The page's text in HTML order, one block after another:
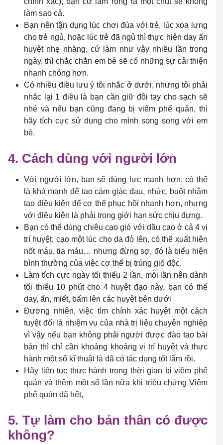
làm sao cả.
Bạn nên tận dụng lúc chơi đùa với trẻ, lúc xoa lưng
cho trẻ ngủ, hoặc lúc trẻ đã ngủ thì thực hiện day ấn
huyệt nhẹ nhàng, cứ làm như vậy nhiều lần trong
ngày, thì chắc chắn em bé sẽ có những sự cải thiện
nhanh chóng hơn.
Có nhiều điều lưu ý tôi nhắc ở dưới, nhưng tôi phải
nhắc lại 1 điều là bạn cần giữ đôi tay cho sạch sẽ
nhé và nếu bạn cũng đang bị viêm phế quản, thì
hãy tích cực sử dụng cho mình song song với em
bé.
4. Cách dùng với người lớn
Với người lớn, bạn sẽ dùng lực mạnh hơn, có thể
là khá mạnh để tạo cảm giác đau, nhức, buốt nhằm
tạo điều kiện để cơ thể phục hồi nhanh hơn, nhưng
với điều kiện là phải trong giới hạn sức chịu đựng.
Bạn có thể dùng chiêu cạo gió với dầu cao ở cả 4 vị
trí huyệt, cạo một lúc cho da đỏ lên, có thể xuất hiện
nốt máu, tia máu… nhưng đừng sợ, đó là biểu hiện
bình thường của việc cơ thể bị trúng gió độc.
Làm tích cực ngày tối thiểu 2 lần, mỗi lần nên dành
tối thiểu 10 phút cho 4 huyệt đạo này, bạn có thể
day, ấn, miết, bấm lên các huyệt bên dưới
Đương nhiên, việc tìm chính xác huyệt một cách
tuyệt đối là nhiệm vụ của nhà trị liệu chuyên nghiệp
vì vậy nếu bạn không phải người được đào tạo bài
bản thì chỉ cần khoảng khoảng vị trí huyệt và thực
hành một số kĩ thuật là đã có tác dụng tốt lắm rồi.
Hãy liên tục thực hành trong thời gian bị viêm phế
quản và thêm một số lần nữa khi triệu chứng Viêm
phế quản đã hết,
5. Tự làm cho bản thân có được
không?